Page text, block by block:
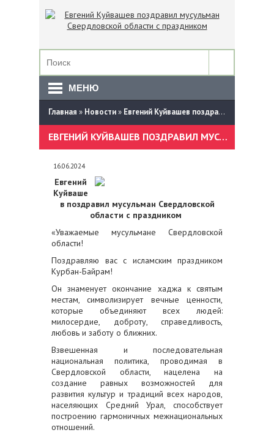
МЕНЮ
Главная » Новости» Евгений Куйвашев поздравил мусульман Свердловской области с праздником
ЕВГЕНИЙ КУЙВАШЕВ ПОЗДРАВИЛ МУСУЛЬМАН СВЕРДЛОВСКОЙ ОБЛАСТИ С ПРАЗДНИКОМ
16.06.2024
Евгений
Куйваше
в поздравил мусульман Свердловской
области с праздником
«Уважаемые мусульмане Свердловской
области!
Поздравляю вас с исламским праздником
Курбан-Байрам!
Он знаменует окончание хаджа к святым
местам, символизирует вечные ценности,
которые объединяют всех людей:
милосердие, доброту, справедливость,
любовь и заботу о ближних.
Взвешенная и последовательная
национальная политика, проводимая в
Свердловской области, нацелена на
создание равных возможностей для
развития культур и традиций всех народов,
населяющих Средний Урал, способствует
построению гармоничных межнациональных
отношений.